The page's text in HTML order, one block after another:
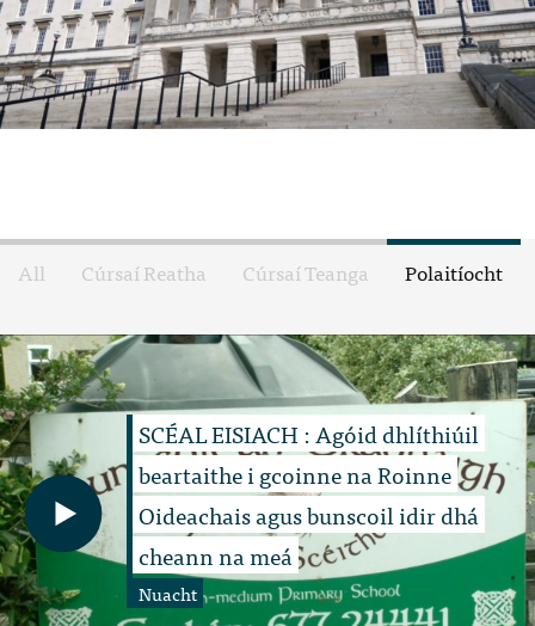
All Cúrsaí Reatha Cúrsaí Teanga Polaitíocht
SCÉAL EISIACH : Agóid dhlíthiúil
beartaithe i gcoinne na Roinne
Oideachais agus bunscoil idir dhá
cheann na meá
Nuacht